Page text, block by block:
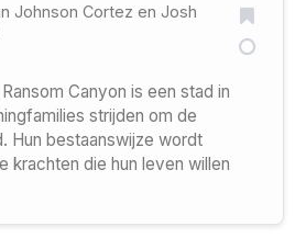
Johnson Cortez en Josh
Ransom Canyon is een stad in
strijden om de
Hun bestaanswijze wordt
krachten die hun leven willen